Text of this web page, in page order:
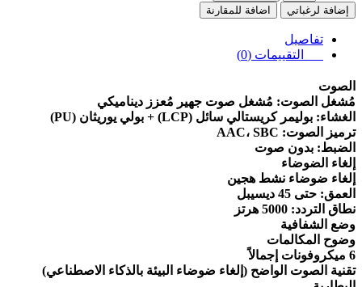
إضافة لرغباتي
اضافة للمقارنة
تفاصيل
التقييمات (0)
الصوت
مُشغل الصوت: مُشغل صوت جهير مُعزز ديناميكي
الغشاء: بوليمر كريستالي سائل (LCP) + بولي يوريثان (PU)
ترميز الصوت: AAC، SBC
الضبط: بدون صوت
إلغاء الضوضاء
إلغاء ضوضاء نشط هجين
العمق: حتى 45 ديسيبل
نطاق التردد: 5000 هرتز
وضع الشفافية
وضوح المكالمات
6 ميكروفونات إجمالاً
تقنية الصوت الواضح (إلغاء ضوضاء البيئة بالذكاء الاصطناعي)